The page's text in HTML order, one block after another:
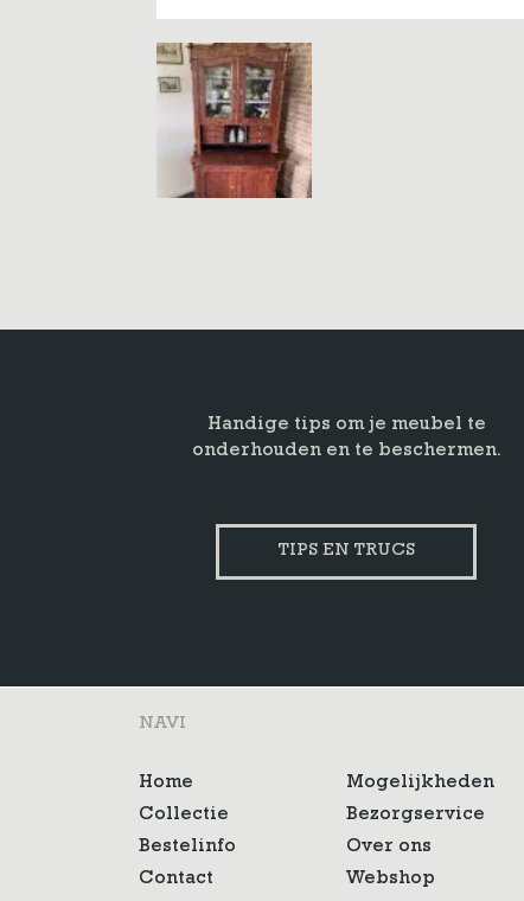
Handige tips om je meubel te
onderhouden en te beschermen.
TIPS EN TRUCS
NAVI
Home
Mogelijkheden
Collectie
Bezorgservice
Bestelinfo
Over ons
Contact
Webshop